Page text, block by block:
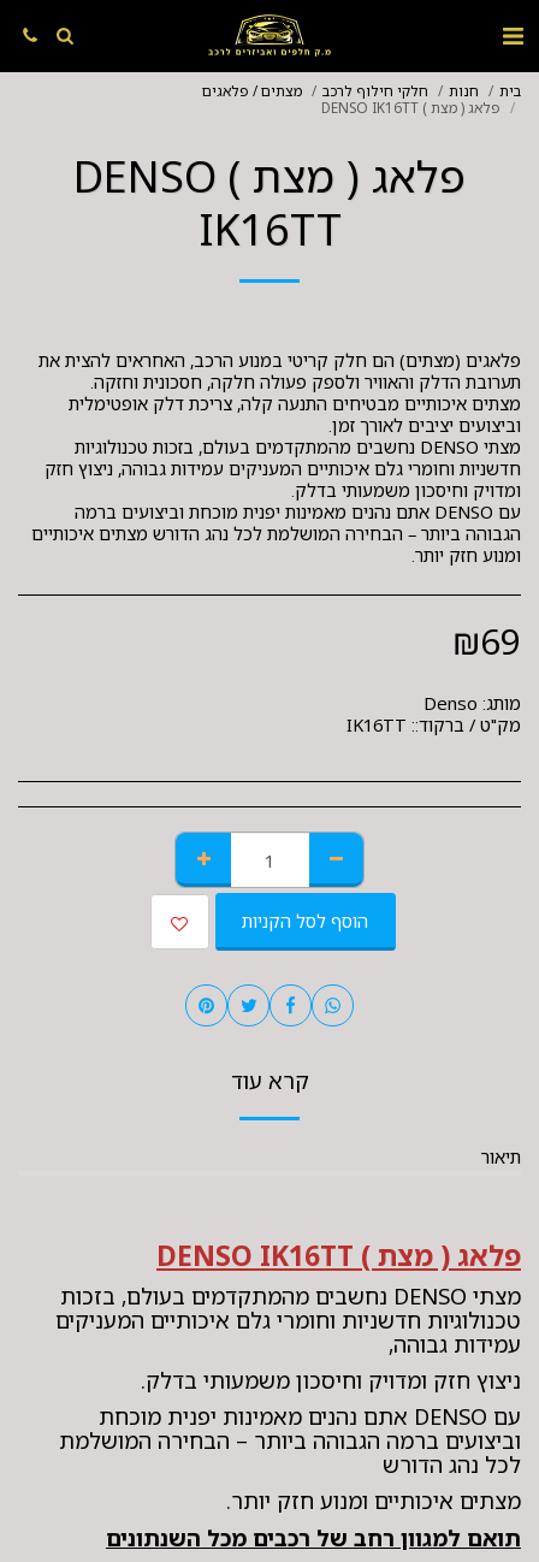
בית חנות חלקי חילוף לרכב
מצתים / פלאגים
פלאג ( מצת ) DENSO IK16TT
פלאג ( מצת ) DENSO
IK16TT
פלאגים (מצתים) הם חלק קריטי במנוע הרכב, האחראים להצית את
מצתים איכותיים מבטיחים התנעה קלה, צריכת דלק אופטימלית
מצתי DENSO נחשבים מהמתקדמים בעולם, בזכות טכנולוגיות
חדשניות וחומרי גלם איכותיים המעניקים עמידות גבוהה, ניצוץ חזק
עם DENSO אתם נהנים מאמינות יפנית מוכחת וביצועים ברמה
הגבוהה ביותר – הבחירה המושלמת לכל נהג הדורש מצתים איכותיים
ומנוע חזק יותר.
₪69
מותג: Denso
מק"ט / ברקוד:: IK16TT
הוסף לסל הקניות
קרא עוד
תיאור
פלאג ( מצת ) DENSO IK16TT
מצתי DENSO נחשבים מהמתקדמים בעולם, בזכות
טכנולוגיות חדשניות וחומרי גלם איכותיים המעניקים
עמידות גבוהה,
ניצוץ חזק ומדויק וחיסכון משמעותי בדלק.
עם DENSO אתם נהנים מאמינות יפנית מוכחת
וביצועים ברמה הגבוהה ביותר – הבחירה המושלמת
לכל נהג הדורש
מצתים איכותיים ומנוע חזק יותר.
תואם למגוון רחב של רכבים מכל השנתונים